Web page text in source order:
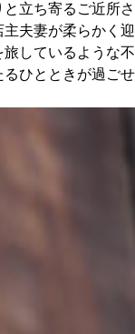
立ち寄るご近所さ
夫妻が柔らかく迎
しているような不
ひとときが過ごせ